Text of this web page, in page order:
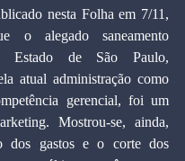
o alegado saneamento
Estado de São Paulo,
atual administração como
gerencial, foi um
Mostrou-se, ainda,
dos gastos e o corte dos